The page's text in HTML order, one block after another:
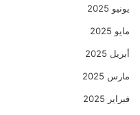
يونيو 2025
مايو 2025
أبريل 2025
مارس 2025
فبراير 2025